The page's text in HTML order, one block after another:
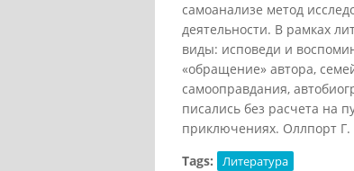
самоанализе метод
деятельности. В рамках
виды: исповеди и
«обращение» автора,
самооправдания,
писались без расчета на
приключениях. Оллпорт Г.
Tags:
Литература